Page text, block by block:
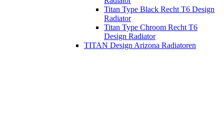
Titan Type Black Recht T6 Design
Radiator
Titan Type Chroom Recht T6
Design Radiator
TITAN Design Arizona Radiatoren